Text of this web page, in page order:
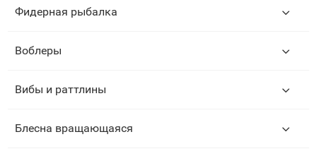
Фидерная рыбалка
Воблеры
Вибы и раттлины
Блесна вращающаяся